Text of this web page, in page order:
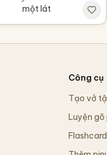
một lát
Công cụ
Tạo vở
Luyện gõ